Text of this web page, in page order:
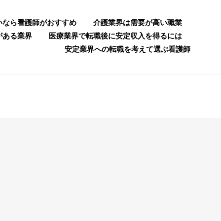
ら看護師がおすすめ
介護業界は需要が高い職業
ある業界
医療業界で転職後に安定収入を得るには
安定業界への転職を考えて選ぶ看護師